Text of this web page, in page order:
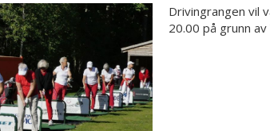
Drivingrangen vil
20.00 på grunn